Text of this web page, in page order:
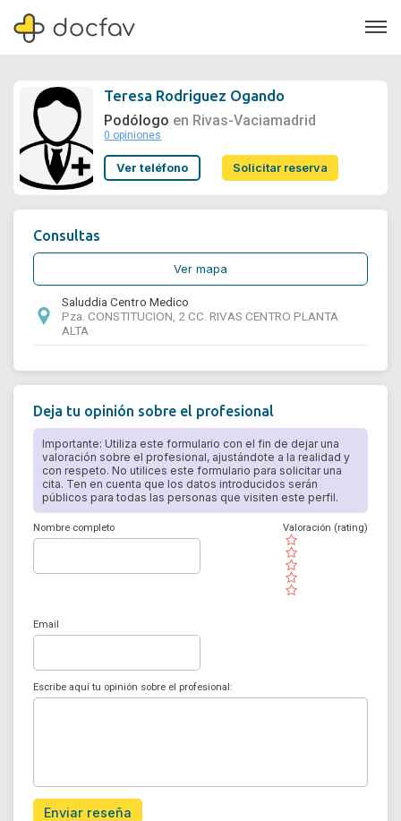
Soporte
Teresa Rodriguez Ogando
Podólogo en Rivas-Vaciamadrid
0 opiniones
Ver teléfono Solicitar reserva
Consultas
Ver mapa
Saluddia Centro Medico
Pza. CONSTITUCION, 2 CC. RIVAS CENTRO PLANTA
ALTA
Deja tu opinión sobre el profesional
Importante: Utiliza este formulario con el fin de dejar una
valoración sobre el profesional, ajustándote a la realidad y
con respeto. No utilices este formulario para solicitar una
cita. Ten en cuenta que los datos introducidos serán
públicos para todas las personas que visiten este perfil.
Nombre completo
( )
( )
( )
( )
( )
Valoración (rating)
Email
Escribe aquí tu opinión sobre el profesional:
Enviar reseña